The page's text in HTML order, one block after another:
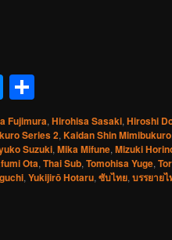
Messenger
Fujimura, Hirohisa Sasaki, Hiroshi
Series 2, Kaidan Shin
Suzuki, Mika Mifune, Mizuki
Ota, Thai Sub, Tomohisa Yuge,
, Yukijirō Hotaru, ซับไทย, บรรยาย